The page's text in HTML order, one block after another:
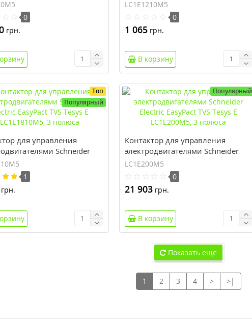
TVS Tesys E
3 полюса
0
грн.
Electric EasyPact TVS Tesys E
LC1E1210M5, 3 полюса
LC1E1210M5
0
1 065грн.
В корзину
Топ
Популярный
для управления
Schneider
TVS Tesys E
3 полюса
1
Популярный
Контактор для управления
электродвигателями Schneider
Electric EasyPact TVS Tesys E
LC1E200M5, 3 полюса
LC1E200M5
0
21 903грн.
В корзину
Показать еще
1 2 3 4 >
>|